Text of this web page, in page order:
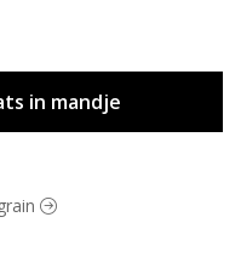
in mandje